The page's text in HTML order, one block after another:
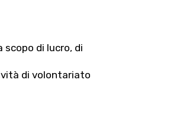
di lucro, di
di volontariato